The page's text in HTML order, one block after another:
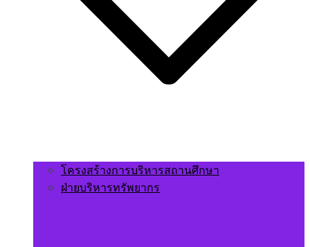
โครงสร้างการบริหารสถานศึกษา
ฝ่ายบริหารทรัพยากร